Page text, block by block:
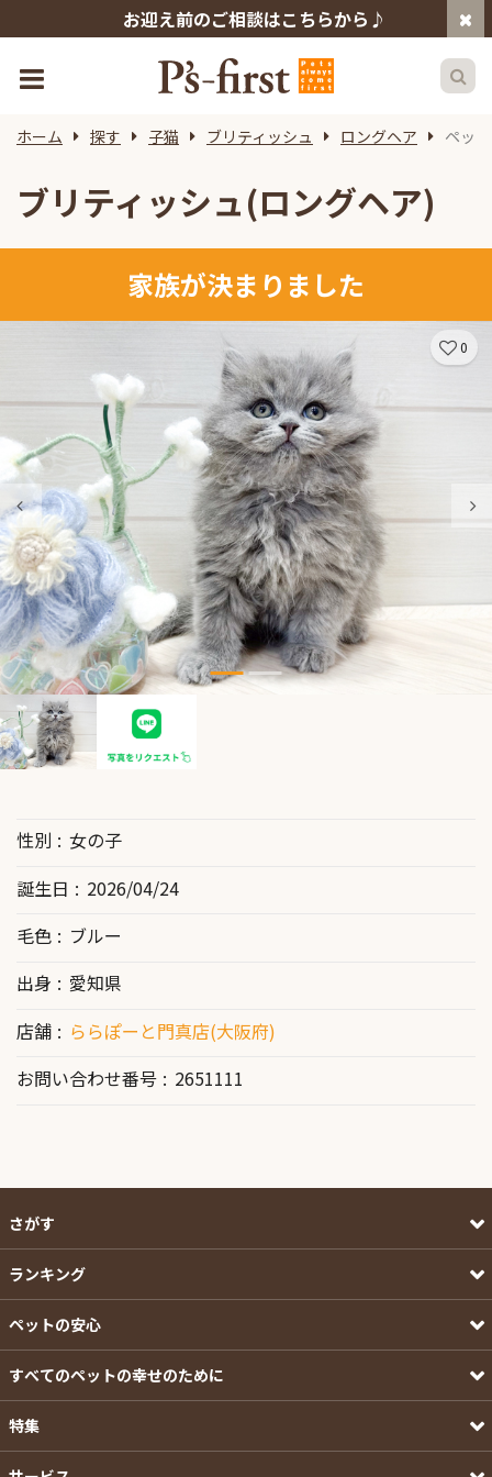
お迎え前のご相談はこちらから♪
ホーム 探す 子猫 ブリティッシュ ロングヘア ペッ
ブリティッシュ(ロングヘア)
家族が決まりました
0
性別
女の子
誕生日
2026/04/24
毛色
ブルー
出身
愛知県
店舗
ららぽーと門真店(大阪府)
お問い合わせ番号
2651111
さがす
ランキング
ペットの安心
すべてのペットの幸せのために
特集